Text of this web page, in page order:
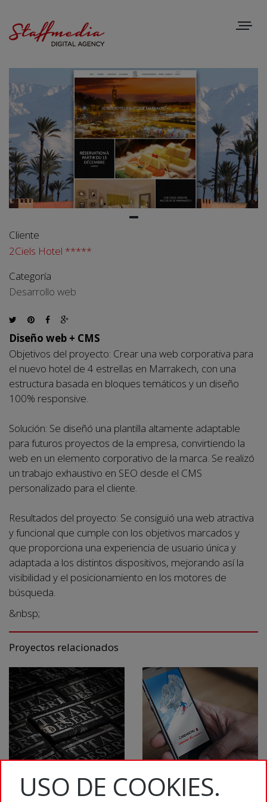
Toggle
Cliente
2Ciels Hotel *****
Categoría
Desarrollo web
Diseño web + CMS
Objetivos del proyecto: Crear una web corporativa para
el nuevo hotel de 4 estrellas en Marrakech, con una
estructura basada en bloques temáticos y un diseño
100% responsive.
Solución: Se diseñó una plantilla altamente adaptable
para futuros proyectos de la empresa, convirtiendo la
web en un elemento corporativo de la marca. Se realizó
un trabajo exhaustivo en SEO desde el CMS
personalizado para el cliente.
Resultados del proyecto: Se consiguió una web atractiva
y funcional que cumple con los objetivos marcados y
que proporciona una experiencia de usuario única y
adaptada a los distintos dispositivos, mejorando así la
visibilidad y el posicionamiento en los motores de
búsqueda.
&nbsp;
Proyectos relacionados
USO DE COOKIES.